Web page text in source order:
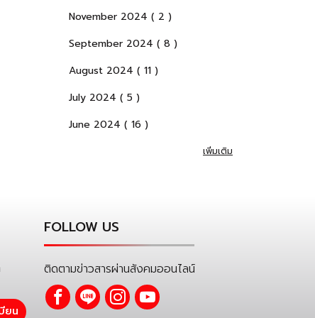
November 2024 ( 2 )
September 2024 ( 8 )
August 2024 ( 11 )
July 2024 ( 5 )
June 2024 ( 16 )
เพิ่มเติม
ยน
FOLLOW US
ติดตามข่าวสารผ่านสังคมออนไลน์